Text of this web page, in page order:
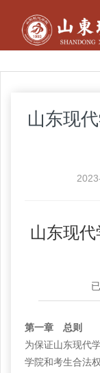
山东现
山东现
第一章 总则
为保证山东现代
学院和考生合法